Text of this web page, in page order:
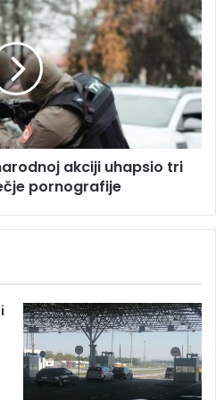
akciji uhapsio tri
pornografije